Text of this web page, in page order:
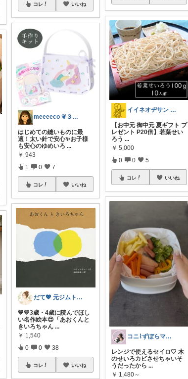
コレ いいね
meeeeco ❦３児ママ ❦
はじめての縫いものに最
適！太い針で安心✨お子様
も安心のゆめいろ ...
￥ 943
1 0 7
コレ いいね
だて💖 元ジムトレーナーママ子育て美容
💙💛3歳・4歳に読んでほし
い名作絵本😍「あおくんと
きいろちゃん ...
￥ 1,540
0 0 38
コレ いいね
イイネオヂサン 1/4/5 感謝
【お中元 御中元 夏ギフト プ
レゼント P20倍】若葉せい
ろう ...
￥ 5,000
0 0 5
コレ いいね
コニ⌇ずぼらママを助ける子育て術
レンジで使えるセイロ🤍 木
のせいろカビさせちゃいそ
うだったから ...
￥ 1,480～